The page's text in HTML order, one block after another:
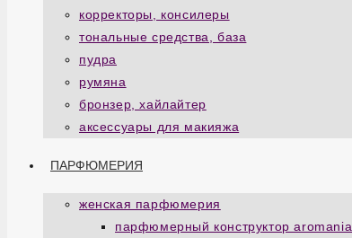
корректоры, консилеры
тональные средства, база
пудра
румяна
бронзер, хайлайтер
аксессуары для макияжа
ПАРФЮМЕРИЯ
женская парфюмерия
парфюмерный конструктор aromania